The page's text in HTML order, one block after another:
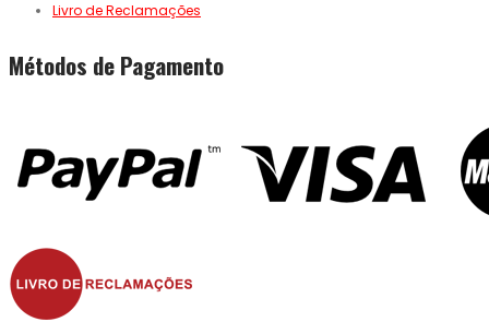
Livro de Reclamações
Métodos de Pagamento